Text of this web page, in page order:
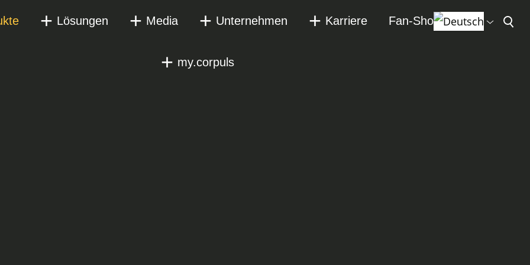
Lösungen Media Unternehmen Karriere Fan-Shop
my.corpuls